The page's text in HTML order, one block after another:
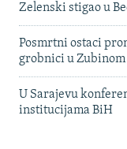
Zelenski stigao u
Posmrtni ostaci
grobnici u Zubinom
U Sarajevu
institucijama BiH